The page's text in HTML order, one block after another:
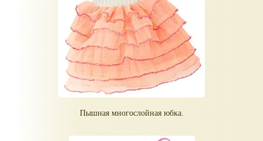
Пышная многослойная юбка.